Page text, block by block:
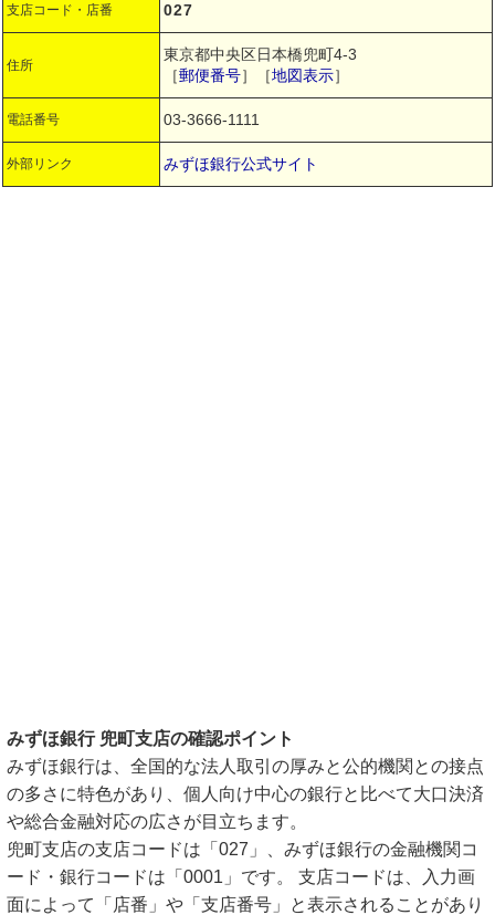
支店コード・店番 027
住所
東京都中央区日本橋兜町4-3
［郵便番号］［地図表示］
電話番号 03-3666-1111
外部リンク みずほ銀行公式サイト
みずほ銀行 兜町支店の確認ポイント
みずほ銀行は、全国的な法人取引の厚みと公的機関との接点
の多さに特色があり、個人向け中心の銀行と比べて大口決済
や総合金融対応の広さが目立ちます。
兜町支店の支店コードは「027」、みずほ銀行の金融機関コ
ード・銀行コードは「0001」です。 支店コードは、入力画
面によって「店番」や「支店番号」と表示されることがあり